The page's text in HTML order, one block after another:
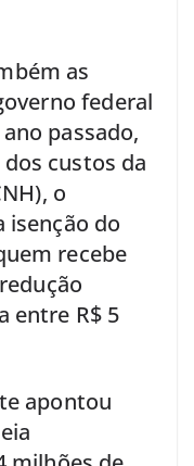
as
federal
passado,
custos da
o
isenção do
recebe
entre R$ 5
apontou